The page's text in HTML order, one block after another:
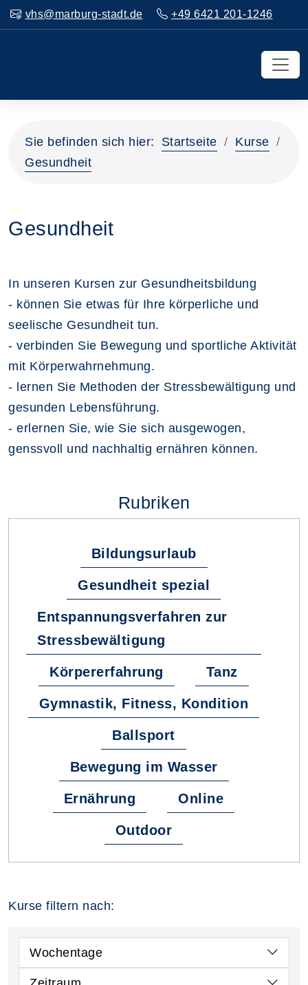
vhs@marburg-stadt.de +49 6421 201-1246
Sie befinden sich hier: Startseite
Kurse
Gesundheit
Gesundheit
In unseren Kursen zur Gesundheitsbildung
- können Sie etwas für Ihre körperliche und
seelische Gesundheit tun.
- verbinden Sie Bewegung und sportliche Aktivität
mit Körperwahrnehmung.
- lernen Sie Methoden der Stressbewältigung und
gesunden Lebensführung.
- erlernen Sie, wie Sie sich ausgewogen,
genssvoll und nachhaltig ernähren können.
Rubriken
Bildungsurlaub
Gesundheit spezial
Entspannungsverfahren zur
Stressbewältigung
Körpererfahrung Tanz
Gymnastik, Fitness, Kondition
Ballsport
Bewegung im Wasser
Ernährung Online
Outdoor
Kurse filtern nach:
Wochentage